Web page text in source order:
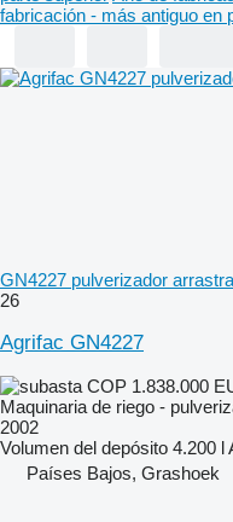
fabricación - más antiguo en
GN4227 pulverizador
26
Agrifac GN4227
COP 1.838.000
Maquinaria de riego -
2002
Volumen del depósito 4.200 l
Países Bajos, Grashoek